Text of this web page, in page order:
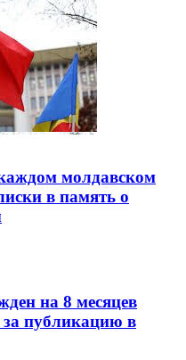
молдавском
в память о
на 8 месяцев
за публикацию в